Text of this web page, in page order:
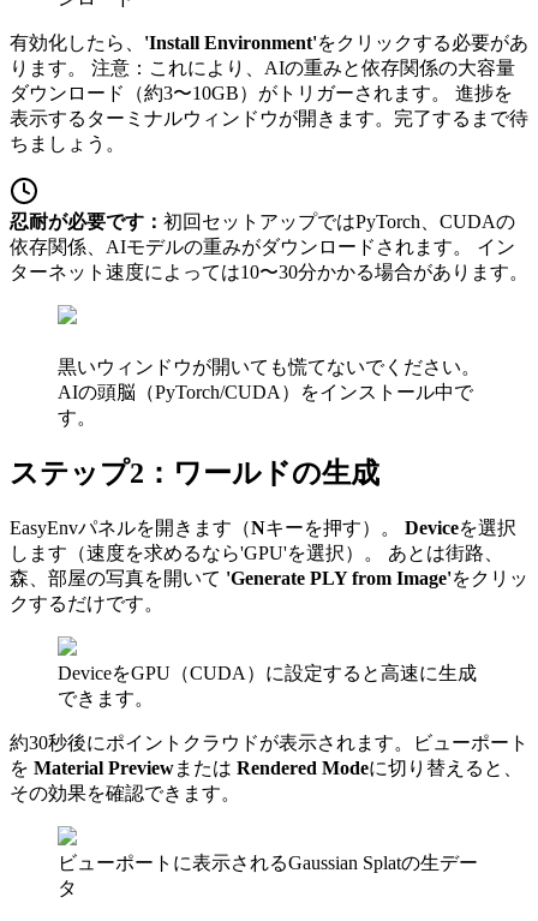
有効化したら、 'Install Environment'をクリックする必要があ
ります。 注意：これにより、AIの重みと依存関係の大容量
ダウンロード（約3〜10GB）がトリガーされます。 進捗を
表示するターミナルウィンドウが開きます。完了するまで待
ちましょう。
忍耐が必要です： 初回セットアップではPyTorch、CUDAの
依存関係、AIモデルの重みがダウンロードされます。 イン
ターネット速度によっては10〜30分かかる場合があります。
黒いウィンドウが開いても慌てないでください。
AIの頭脳（PyTorch/CUDA）をインストール中で
す。
ステップ2：ワールドの生成
EasyEnvパネルを開きます（Nキーを押す）。 Deviceを選択
します（速度を求めるなら'GPU'を選択）。 あとは街路、
森、部屋の写真を開いて 'Generate PLY from Image'をクリッ
クするだけです。
DeviceをGPU（CUDA）に設定すると高速に生成
できます。
約30秒後にポイントクラウドが表示されます。ビューポート
を Material Previewまたは Rendered Modeに切り替えると、
その効果を確認できます。
ビューポートに表示されるGaussian Splatの生デー
タ